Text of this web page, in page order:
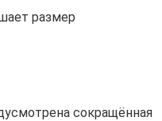
размер
сокращённая